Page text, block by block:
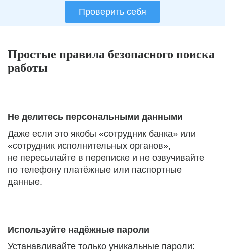
Проверить себя
Простые правила безопасного поиска
работы
Не делитесь персональными данными
Даже если это якобы «сотрудник банка» или
«сотрудник исполнительных органов»,
не пересылайте в переписке и не озвучивайте
по телефону платёжные или паспортные
данные.
Используйте надёжные пароли
Устанавливайте только уникальные пароли: